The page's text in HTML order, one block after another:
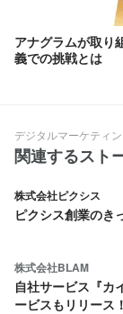
アナグラムが取り
義での挑戦とは
デジタルマーケティ
関連するスト
株式会社ピクシス
ピクシス創業のき
株式会社BLAM
自社サービス『カ
ービスもリリース！